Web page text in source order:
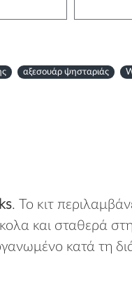
αξεσουάρ ψησταριάς
. Το κιτ
και σταθερά
κατά τη